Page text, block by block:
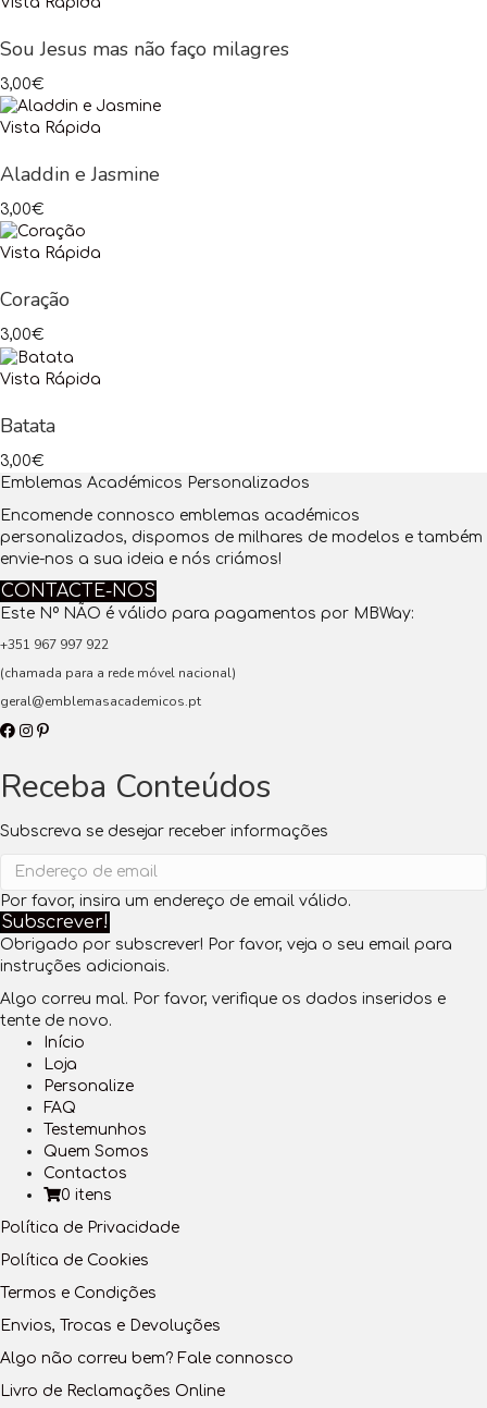
Sou Jesus mas não faço milagres
3,00€
Vista Rápida
Aladdin e Jasmine
3,00€
Vista Rápida
Coração
3,00€
Vista Rápida
Batata
3,00€
Emblemas Académicos Personalizados
Encomende connosco emblemas académicos
personalizados, dispomos de milhares de modelos e também
envie-nos a sua ideia e nós criámos!
CONTACTE-NOS
Este Nº NÃO é válido para pagamentos por MBWay:
+351 967 997 922
(chamada para a rede móvel nacional)
geral@emblemasacademicos.pt
Receba Conteúdos
Subscreva se desejar receber informações
Por favor, insira um endereço de email válido.
Subscrever!
Obrigado por subscrever! Por favor, veja o seu email para
instruções adicionais.
Algo correu mal. Por favor, verifique os dados inseridos e
tente de novo.
Início
Loja
Personalize
FAQ
Testemunhos
Quem Somos
Contactos
0 itens
Política de Privacidade
Política de Cookies
Termos e Condições
Envios, Trocas e Devoluções
Algo não correu bem? Fale connosco
Livro de Reclamações Online